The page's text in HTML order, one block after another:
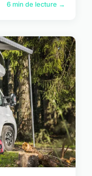
6 min de lecture →